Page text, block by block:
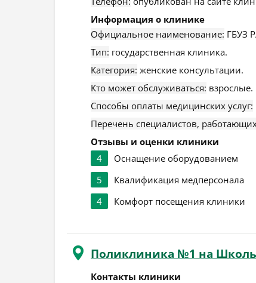
Информация о клинике
Официальное наименование: ГБУЗ
Тип: государственная клиника.
Категория: женские консультации.
Кто может обслуживаться: взрослые.
Способы оплаты медицинских услуг:
Перечень специалистов,
Отзывы и оценки клиники
4
Оснащение оборудованием
5
Квалификация медперсонала
4
Комфорт посещения клиники
Поликлиника №1 на
Контакты клиники